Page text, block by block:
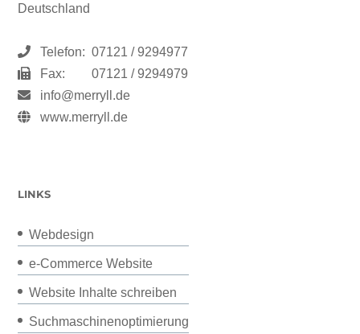
Deutschland
Telefon: 07121 / 9294977
Fax:
07121 / 9294979
info@merryll.de
www.merryll.de
LINKS
Webdesign
e-Commerce Website
Website Inhalte schreiben
Suchmaschinenoptimierung